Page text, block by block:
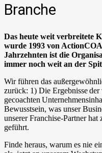
Branche
Das heute weit verbreitete
wurde 1993 von
Jahrzehnten ist die
immer noch weit an der
Wir führen das
zurück: 1) Die Ergebnisseder
gecoachten
Bewusstsein, was unser
unserer Franchise-Partner hat
geführt.
Finde heraus, warum es nie